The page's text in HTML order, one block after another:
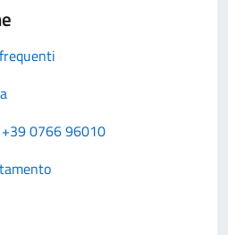
0766 96010